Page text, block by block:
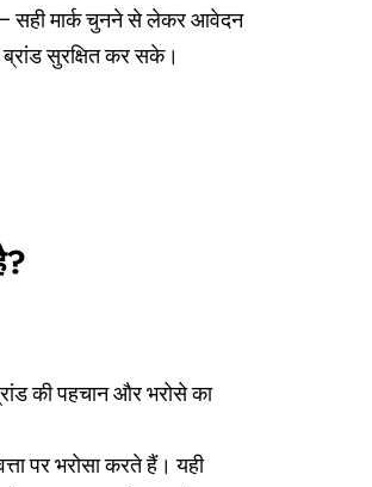
सही मार्क चुनने से लेकर आवेदन
सुरक्षित कर सके।
की पहचान और भरोसे का
पर भरोसा करते हैं। यही